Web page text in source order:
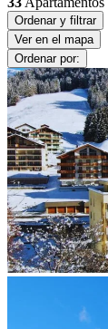
Ordenar y filtrar
Ver en el mapa
Ordenar por: